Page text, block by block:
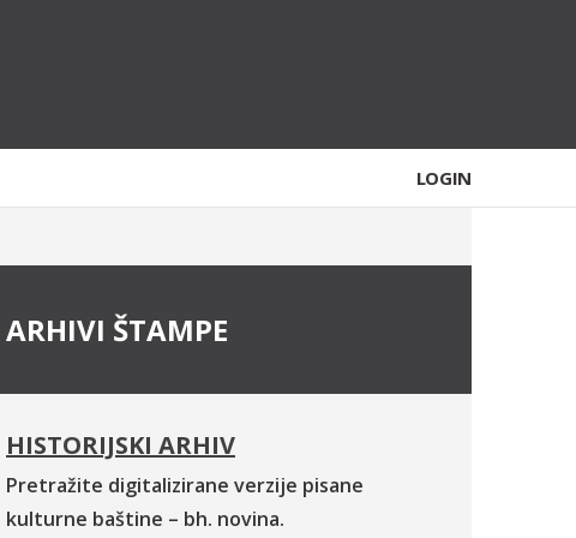
LOGIN
ARHIVI ŠTAMPE
HISTORIJSKI ARHIV
Pretražite digitalizirane verzije pisane
kulturne baštine – bh. novina.